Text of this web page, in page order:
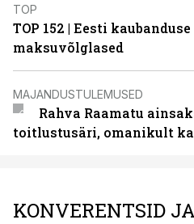
TOP
TOP 152 | Eesti
maksuvõlglased
MAJANDUSTULEMUSED
Rahva Raamatu
toitlustusäri, omanikult
KONVERENTSID